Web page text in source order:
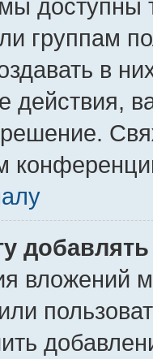
доступны
группам
в
действия,
вложений